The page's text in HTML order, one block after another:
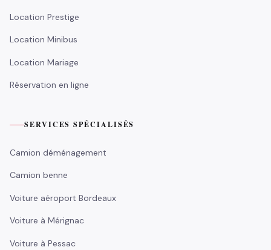
Location Prestige
Location Minibus
Location Mariage
Réservation en ligne
SERVICES SPÉCIALISÉS
Camion déménagement
Camion benne
Voiture aéroport Bordeaux
Voiture à Mérignac
Voiture à Pessac